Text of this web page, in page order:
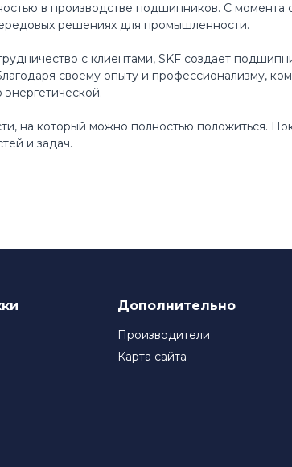
в производстве подшипников. С момента
решениях для промышленности.
с клиентами, SKF создает
своему опыту и профессионализму,
на который можно полностью положиться.
и задач.
Дополнительно
Производители
Карта сайта